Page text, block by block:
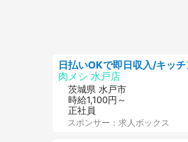
肉メシ 水戸店
茨城県 水戸市
時給1,100円～
正社員
スポンサー：求人ボックス